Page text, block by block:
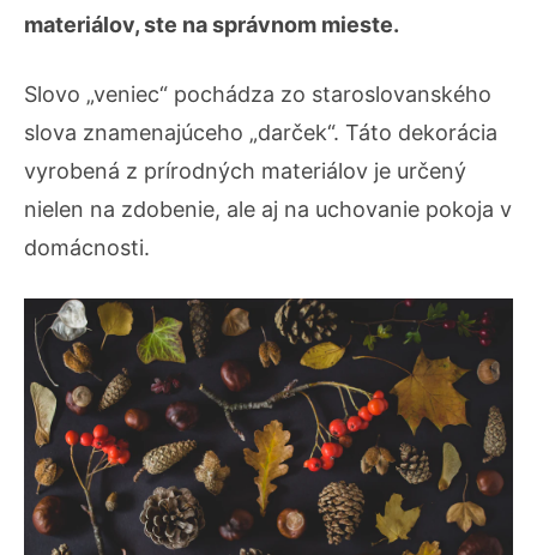
materiálov, ste na správnom mieste.
Slovo „veniec“ pochádza zo staroslovanského
slova znamenajúceho „darček“. Táto dekorácia
vyrobená z prírodných materiálov je určený
nielen na zdobenie, ale aj na uchovanie pokoja v
domácnosti.